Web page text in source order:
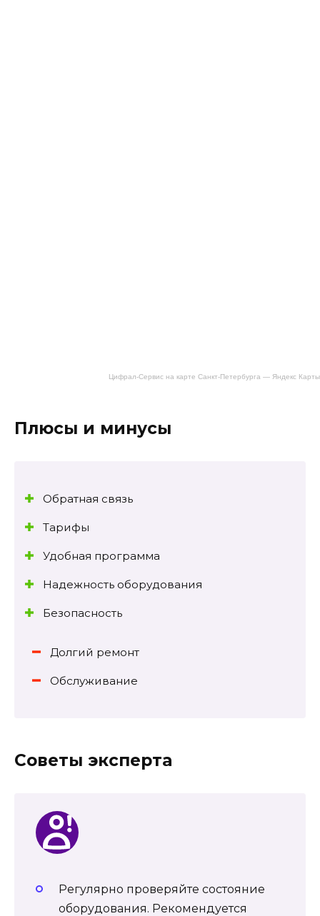
Цифрал-Сервис на карте Санкт‑Петербурга — Яндекс Карты
Плюсы и минусы
Обратная связь
Тарифы
Удобная программа
Надежность оборудования
Безопасность
Долгий ремонт
Обслуживание
Советы эксперта
Регулярно проверяйте состояние
оборудования. Рекомендуется